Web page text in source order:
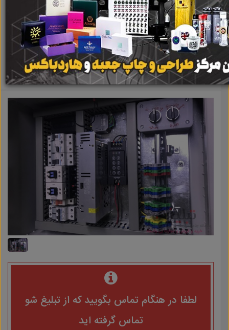
اطلاعات این آگهی به علت منقضی شدن قابل
مشاهده نمی باشد
لطفا در هنگام تماس بگویید که از تبلیغ شو
تماس گرفته اید